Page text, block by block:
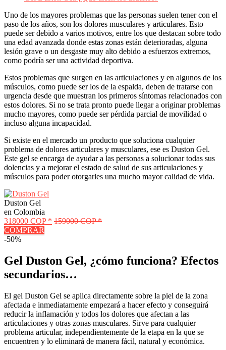
Uno de los mayores problemas que las personas suelen tener con el
paso de los años, son los dolores musculares y articulares. Esto
puede ser debido a varios motivos, entre los que destacan sobre todo
una edad avanzada donde estas zonas están deterioradas, alguna
lesión grave o un desgaste muy alto debido a esfuerzos extremos,
como podría ser una actividad deportiva.
Estos problemas que surgen en las articulaciones y en algunos de los
músculos, como puede ser los de la espalda, deben de tratarse con
urgencia desde que muestran los primeros síntomas relacionados con
estos dolores. Si no se trata pronto puede llegar a originar problemas
mucho mayores, como puede ser pérdida parcial de movilidad o
incluso alguna incapacidad.
Si existe en el mercado un producto que soluciona cualquier
problema de dolores articulares y musculares, ese es Duston Gel.
Este gel se encarga de ayudar a las personas a solucionar todas sus
dolencias y a mejorar el estado de salud de sus articulaciones y
músculos para poder otorgarles una mucho mayor calidad de vida.
Duston Gel
en Colombia
318000 COP * 159000 COP *
COMPRAR
-50%
Gel Duston Gel, ¿cómo funciona? Efectos
secundarios…
El gel Duston Gel se aplica directamente sobre la piel de la zona
afectada e inmediatamente empezará a hacer efecto y conseguirá
reducir la inflamación y todos los dolores que afectan a las
articulaciones y otras zonas musculares. Sirve para cualquier
problema articular, independientemente de la etapa en la que se
encuentren y lo eliminará de manera fácil, natural y económica.